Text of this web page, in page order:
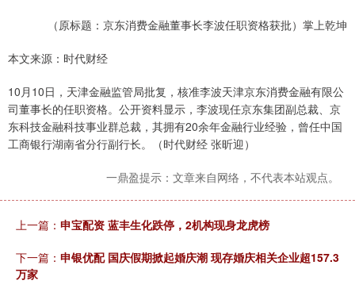
（原标题：京东消费金融董事长李波任职资格获批）掌上乾坤
本文来源：时代财经
10月10日，天津金融监管局批复，核准李波天津京东消费金融有限公
司董事长的任职资格。公开资料显示，李波现任京东集团副总裁、京
东科技金融科技事业群总裁，其拥有20余年金融行业经验，曾任中国
工商银行湖南省分行副行长。（时代财经 张昕迎）
一鼎盈提示：文章来自网络，不代表本站观点。
上一篇： 申宝配资 蓝丰生化跌停，2机构现身龙虎榜
下一篇： 申银优配 国庆假期掀起婚庆潮 现存婚庆相关企业超157.3
万家